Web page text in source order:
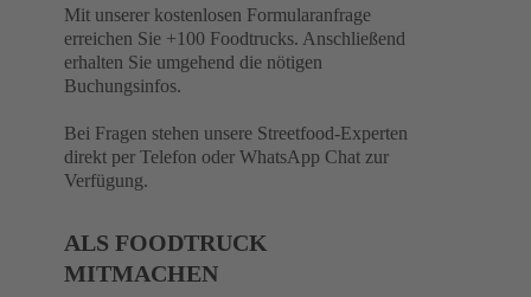
Mit unserer kostenlosen Formularanfrage
erreichen Sie +100 Foodtrucks. Anschließend
erhalten Sie umgehend die nötigen
Buchungsinfos.
Bei Fragen stehen unsere Streetfood-Experten
direkt per Telefon oder WhatsApp Chat zur
Verfügung.
ALS FOODTRUCK
MITMACHEN